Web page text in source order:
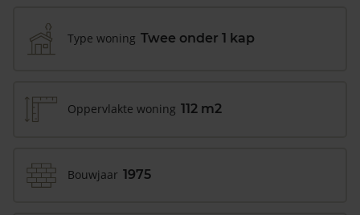
Type woning Twee onder 1 kap
Oppervlakte woning 112 m2
Bouwjaar 1975